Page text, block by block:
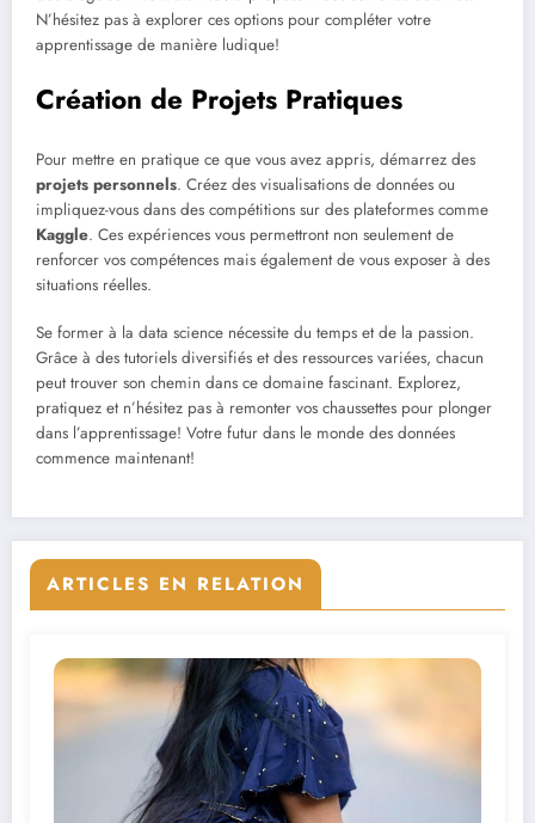
N’hésitez pas à explorer ces options pour compléter votre
apprentissage de manière ludique!
Création de Projets Pratiques
Pour mettre en pratique ce que vous avez appris, démarrez des
projets personnels. Créez des visualisations de données ou
impliquez-vous dans des compétitions sur des plateformes comme
Kaggle. Ces expériences vous permettront non seulement de
renforcer vos compétences mais également de vous exposer à des
situations réelles.
Se former à la data science nécessite du temps et de la passion.
Grâce à des tutoriels diversifiés et des ressources variées, chacun
peut trouver son chemin dans ce domaine fascinant. Explorez,
pratiquez et n’hésitez pas à remonter vos chaussettes pour plonger
dans l’apprentissage! Votre futur dans le monde des données
commence maintenant!
ARTICLES EN RELATION